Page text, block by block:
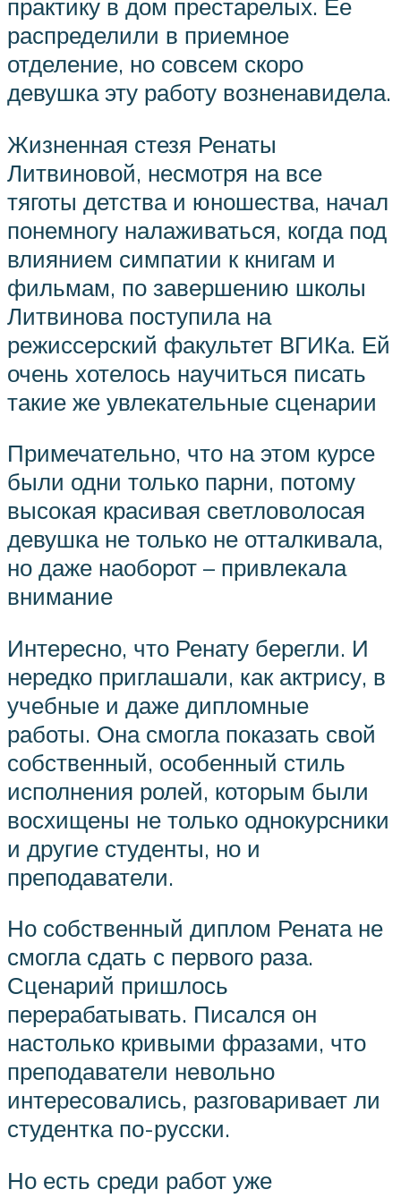
практику в дом престарелых. Ее
распределили в приемное
отделение, но совсем скоро
девушка эту работу возненавидела.
Жизненная стезя Ренаты
Литвиновой, несмотря на все
тяготы детства и юношества, начал
понемногу налаживаться, когда под
влиянием симпатии к книгам и
фильмам, по завершению школы
Литвинова поступила на
режиссерский факультет ВГИКа. Ей
очень хотелось научиться писать
такие же увлекательные сценарии
Примечательно, что на этом курсе
были одни только парни, потому
высокая красивая светловолосая
девушка не только не отталкивала,
но даже наоборот – привлекала
внимание
Интересно, что Ренату берегли. И
нередко приглашали, как актрису, в
учебные и даже дипломные
работы. Она смогла показать свой
собственный, особенный стиль
исполнения ролей, которым были
восхищены не только однокурсники
и другие студенты, но и
преподаватели.
Но собственный диплом Рената не
смогла сдать с первого раза.
Сценарий пришлось
перерабатывать. Писался он
настолько кривыми фразами, что
преподаватели невольно
интересовались, разговаривает ли
студентка по-русски.
Но есть среди работ уже